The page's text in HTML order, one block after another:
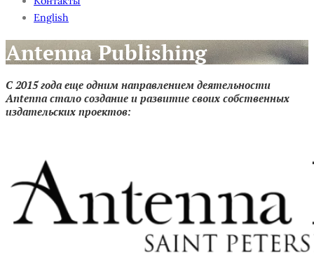
English
Antenna Publishing
С 2015 года еще одним направлением деятельности
Antenna стало создание и развитие своих собственных
издательских проектов: